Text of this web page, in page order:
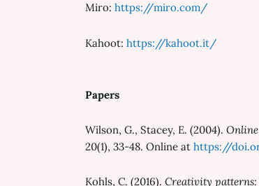
Miro: https://miro.com/
Kahoot: https://kahoot.it/
Papers
Wilson, G., Stacey, E. (2004).
20(1), 33-48. Online at https://
Kohls, C. (2016). Creativity patterns: